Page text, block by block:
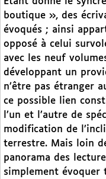
boutique », des
évoqués ; ainsi
opposé à celui
avec les neuf
développant un
n’être pas étranger
ce possible lien
l’un et l’autre de
modification de
terrestre. Mais loin
panorama des
simplement évoquer